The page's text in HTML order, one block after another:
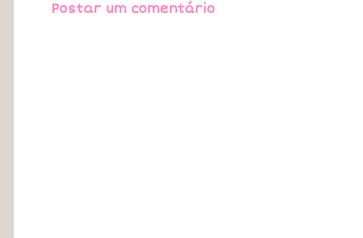
Postar um comentário